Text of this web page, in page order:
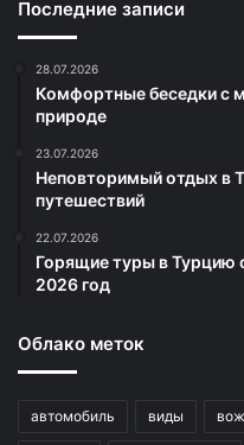
Последние записи
28.07.2026
Комфортные беседки с
природе
23.07.2026
Неповторимый отдых в
путешествий
22.07.2026
Горящие туры в Турцию
2026 год
Облако меток
автомобиль виды